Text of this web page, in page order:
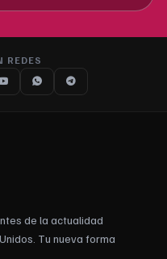
REDES
de la actualidad
Tu nueva forma